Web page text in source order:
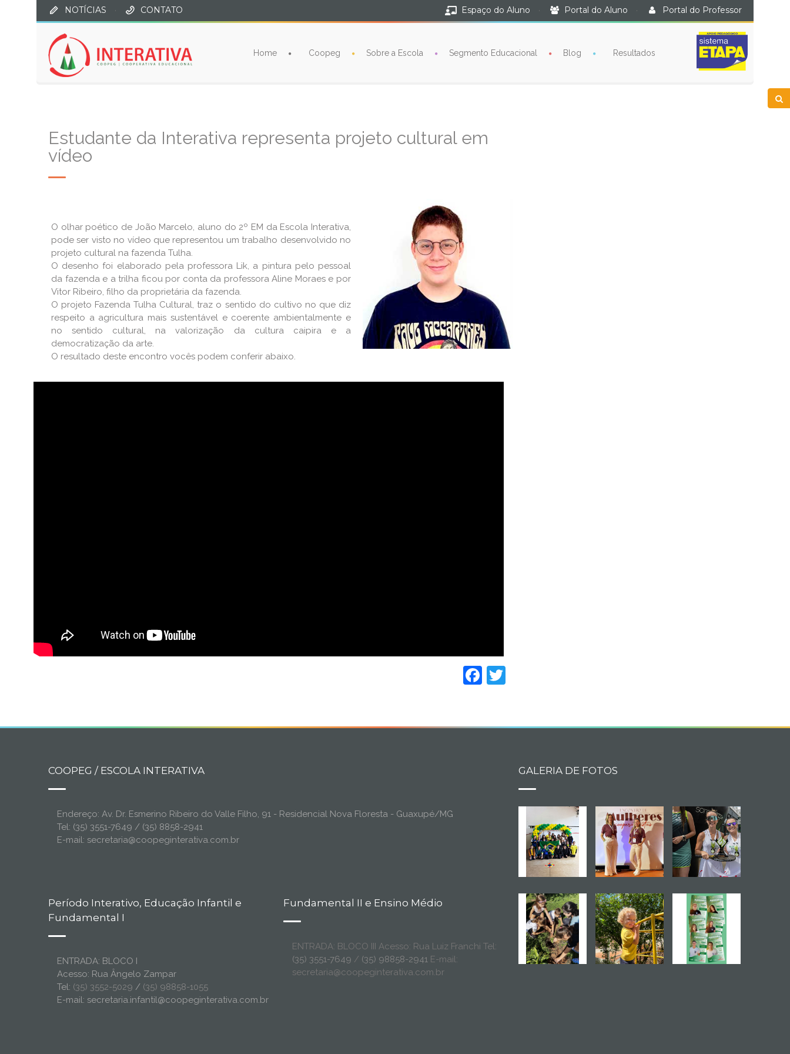
NOTÍCIAS · CONTATO Espaço do Aluno · Portal do Aluno · Portal do Professor
Home Coopeg Sobre a Escola Segmento Educacional Blog Resultados
Estudante da Interativa representa projeto cultural em
vídeo
O olhar poético de João Marcelo, aluno do 2º EM da Escola Interativa,
pode ser visto no vídeo que representou um trabalho desenvolvido no
projeto cultural na fazenda Tulha.
O desenho foi elaborado pela professora Lik, a pintura pelo pessoal
da fazenda e a trilha ficou por conta da professora Aline Moraes e por
Vitor Ribeiro, filho da proprietária da fazenda.
O projeto Fazenda Tulha Cultural, traz o sentido do cultivo no que diz
respeito a agricultura mais sustentável e coerente ambientalmente e
no sentido cultural, na valorização da cultura caipira e a
democratização da arte.
O resultado deste encontro vocês podem conferir abaixo.
Facebook
Twitter
COOPEG / ESCOLA INTERATIVA
Endereço: Av. Dr. Esmerino Ribeiro do Valle Filho, 91 - Residencial Nova Floresta - Guaxupé/MG
Tel: (35) 3551-7649 / (35) 8858-2941
E-mail: secretaria@coopeginterativa.com.br
Período Interativo, Educação Infantil e
Fundamental I
ENTRADA: BLOCO I
Acesso: Rua Ângelo Zampar
Tel: (35) 3552-5029 / (35) 98858-1055
E-mail: secretaria.infantil@coopeginterativa.com.br
Fundamental II e Ensino Médio
ENTRADA: BLOCO III Acesso: Rua Luiz Franchi Tel:
(35) 3551-7649 / (35) 98858-2941E-mail:
secretaria@coopeginterativa.com.br
GALERIA DE FOTOS